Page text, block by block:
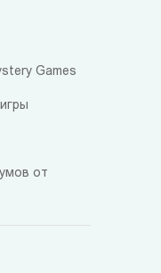
Games
от